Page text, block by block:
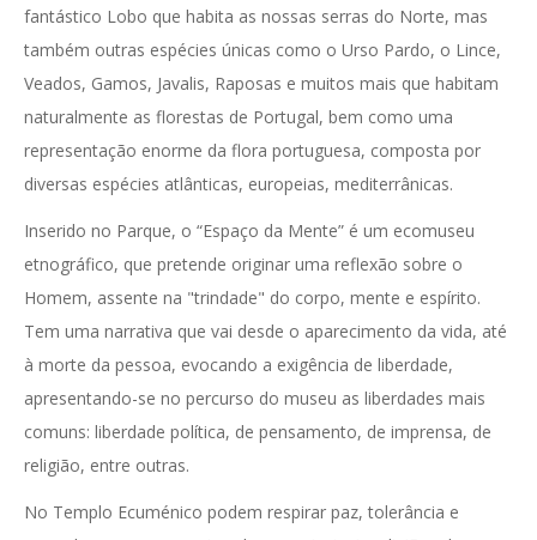
fantástico Lobo que habita as nossas serras do Norte, mas
também outras espécies únicas como o Urso Pardo, o Lince,
Veados, Gamos, Javalis, Raposas e muitos mais que habitam
naturalmente as florestas de Portugal, bem como uma
representação enorme da flora portuguesa, composta por
diversas espécies atlânticas, europeias, mediterrânicas.
Inserido no Parque, o “Espaço da Mente” é um ecomuseu
etnográfico, que pretende originar uma reflexão sobre o
Homem, assente na "trindade" do corpo, mente e espírito.
Tem uma narrativa que vai desde o aparecimento da vida, até
à morte da pessoa, evocando a exigência de liberdade,
apresentando-se no percurso do museu as liberdades mais
comuns: liberdade política, de pensamento, de imprensa, de
religião, entre outras.
No Templo Ecuménico podem respirar paz, tolerância e